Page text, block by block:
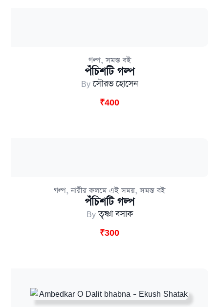
গল্প,সমস্ত বই
পঁচিশটি গল্প
Byসৌরভ হোসেন
₹400
গল্প,নারীর কলমে এই সময়,সমস্ত বই
পঁচিশটি গল্প
Byতৃষ্ণা বসাক
₹300